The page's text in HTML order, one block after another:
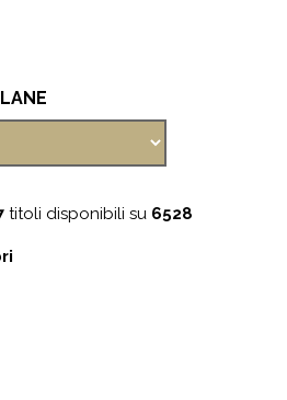
titoli disponibili su 6528